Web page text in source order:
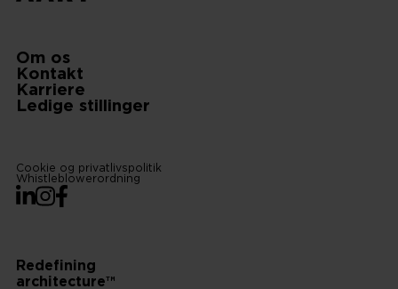
Om os
Kontakt
Karriere
Ledige stillinger
Cookie og privatlivspolitik
Whistleblowerordning
LinkedIn
Instagram
Facebook
Redefining
architecture™